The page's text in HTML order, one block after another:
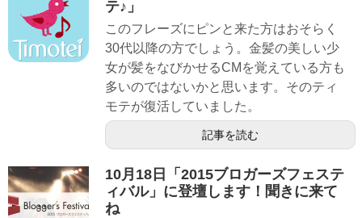
テ♪」
このフレーズにピンと来た方はおそらく
30代以降の方でしょう。金髪の美しい少
女が髪をなびかせるCMを覚えている方も
多いのではないかと思います。そのティ
モテが復活していました。
記事を読む
10月18日「2015ブロガーズフェステ
ィバル」に登壇します！聞きに来て
ね